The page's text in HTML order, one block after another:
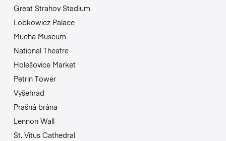
Great Strahov Stadium
Lobkowicz Palace
Mucha Museum
National Theatre
Holešovice Market
Petrin Tower
Vyšehrad
Prašná brána
Lennon Wall
St. Vitus Cathedral